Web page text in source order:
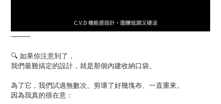
⸻
🔍 如果你注意到了，
我們最難搞定的設計，就是那個內建收納口袋。
為了它，我們試過無數次、剪壞了好幾塊布、一直重來。
因為我真的很在意：